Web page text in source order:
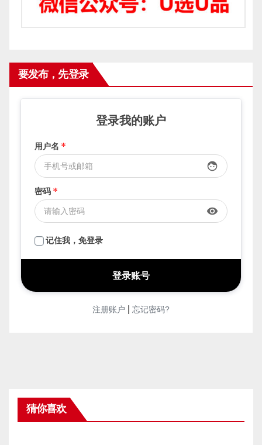
要发布，先登录
登录我的账户
用户名 *
face
密码 *
visibility
记住我，免登录
注册账户 忘记密码?
猜你喜欢